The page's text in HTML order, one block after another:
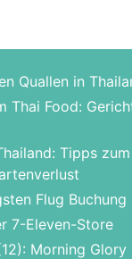
Quallen in
Thai Food:
Tipps
Flug Buchung
7-Eleven-Store
Morning Glory